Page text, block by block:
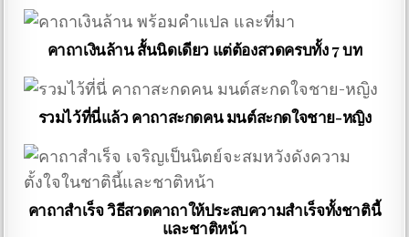
คาถาเงินล้าน สั้นนิดเดียว แต่ต้องสวดครบทั้ง 7 บท
รวมไว้ที่นี่แล้ว คาถาสะกดคน มนต์สะกดใจชาย-หญิง
คาถาสำเร็จ วิธีสวดคาถาให้ประสบความสำเร็จทั้งชาตินี้
และชาติหน้า